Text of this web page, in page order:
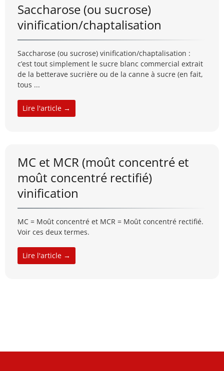
Saccharose (ou sucrose)
vinification/chaptalisation
Saccharose (ou sucrose) vinification/chaptalisation :
c’est tout simplement le sucre blanc commercial extrait
de la betterave sucrière ou de la canne à sucre (en fait,
tous ...
Lire l'article →
MC et MCR (moût concentré et
moût concentré rectifié)
vinification
MC = Moût concentré et MCR = Moût concentré rectifié.
Voir ces deux termes.
Lire l'article →